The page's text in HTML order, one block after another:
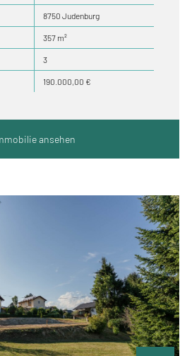
8750 Judenburg
357 m²
3
190.000,00 €
ansehen